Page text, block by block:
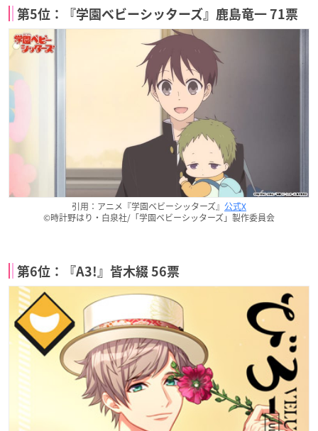
第5位：『学園ベビーシッターズ』鹿島竜一 71票
引用：アニメ『学園ベビーシッターズ』 公式X
©時計野はり・白泉社/「学園ベビーシッターズ」製作委員会
第6位：『A3!』皆木綴 56票